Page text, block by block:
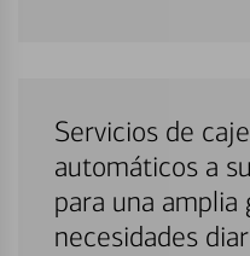
Servicios de
automáticos a
para una amplia
necesidades